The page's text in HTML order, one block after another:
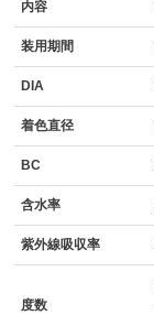
内容
装用期間
DIA
着色直径
BC
含水率
紫外線吸収率
度数